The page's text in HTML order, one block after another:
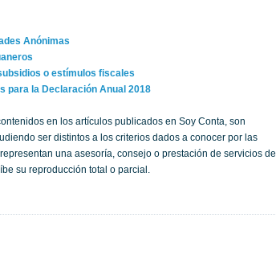
Anónimas
o estímulos fiscales
para la Declaración Anual 2018
en los artículos publicados en Soy Conta, son
ser distintos a los criterios dados a conocer por las
una asesoría, consejo o prestación de servicios de
su reproducción total o parcial.